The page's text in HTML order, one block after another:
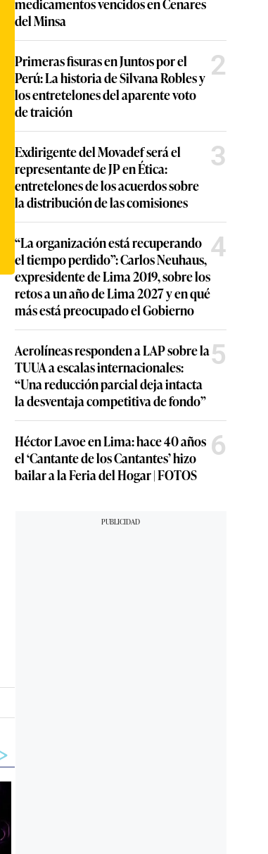
del Minsa
Primeras fisuras en Juntos por el
Perú: La historia de Silvana Robles y
los entretelones del aparente voto
de traición
2
Exdirigente del Movadef será el
representante de JP en Ética:
entretelones de los acuerdos sobre
la distribución de las comisiones
3
“La organización está recuperando
el tiempo perdido”: Carlos Neuhaus,
expresidente de Lima 2019, sobre los
retos a un año de Lima 2027 y en qué
más está preocupado el Gobierno
4
Aerolíneas responden a LAP sobre la
TUUA a escalas internacionales:
“Una reducción parcial deja intacta
la desventaja competitiva de fondo”
5
Héctor Lavoe en Lima: hace 40 años
el ‘Cantante de los Cantantes’ hizo
bailar a la Feria del Hogar | FOTOS
6